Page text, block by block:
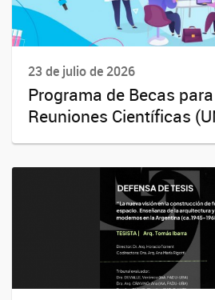
23 de julio de 2026
Programa de Becas
Reuniones Científicas